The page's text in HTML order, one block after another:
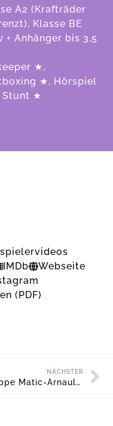
A2 (Krafträder
Klasse BE
+ Anhänger bis 3,5
★,
★, Hörspiel
★
IMDb
Webseite
(PDF)
NÄCHSTER
Philippe Matic-Arnauld des Lions